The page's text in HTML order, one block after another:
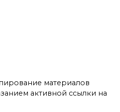
материалов
активной ссылки на